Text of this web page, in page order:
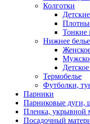
Колготки
Тонкие
Нижнее белье
Термобелье
Футболки,
Парники
Парниковые дуги,
Пленка, укрывной
Посадочный